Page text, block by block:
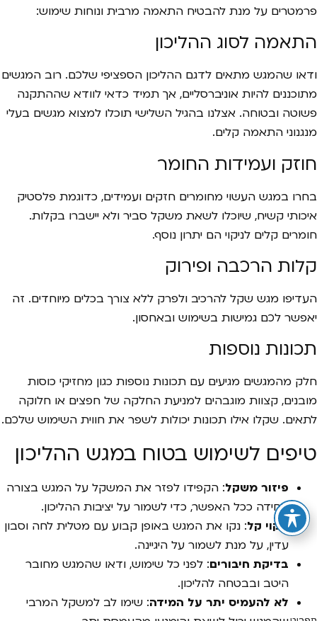
פרמטרים על מנת להבטיח התאמה מרבית ונוחות שימוש:
התאמה לסוג ההליכון
ודאו שהמגש מתאים לדגם ההליכון הספציפי שלכם. רוב המגשים
מתוכננים להיות אוניברסליים, אך תמיד כדאי לוודא שההתקנה
פשוטה ובטוחה. אצלנו בהגיל השלישי תוכלו למצוא מגשים בעלי
מנגנוני התאמה קלים.
חוזק ועמידות החומר
בחרו במגש העשוי מחומרים חזקים ועמידים, כדוגמת פלסטיק
איכותי קשיח, שיוכלו לשאת משקל סביר ולא יישברו בקלות.
חומרים קלים לניקוי הם יתרון נוסף.
קלות הרכבה ופירוק
העדיפו מגש שקל להרכיב ולפרק ללא צורך בכלים מיוחדים. זה
יאפשר לכם גמישות בשימוש ובאחסון.
תכונות נוספות
חלק מהמגשים מגיעים עם תכונות נוספות כגון מחזיקי כוסות
מובנים, קצוות מוגבהים למניעת החלקה של חפצים או חלוקה
לתאים. שקלו אילו תכונות יכולות לשפר את חווית השימוש שלכם.
טיפים לשימוש בטוח במגש ההליכון
פיזור משקל: הקפידו לפזר את המשקל על המגש בצורה
אחידה ככל האפשר, כדי לשמור על יציבות ההליכון.
ניקוי קל: נקו את המגש באופן קבוע עם מטלית לחה וסבון
עדין, על מנת לשמור על היגיינה.
בדיקת חיבורים: לפני כל שימוש, ודאו שהמגש מחובר
היטב ובבטחה להליכון.
לא להעמיס יתר על המידה: שימו לב למשקל המרבי